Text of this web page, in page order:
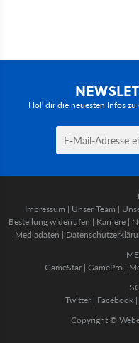
Hol' dir die neuesten Infos
Impressum | Unser Team |
Bestellung widerrufen | Karriere |
Mediadaten |
GameStar| GamePro |
Twitter | Facebook |
Copyright ©